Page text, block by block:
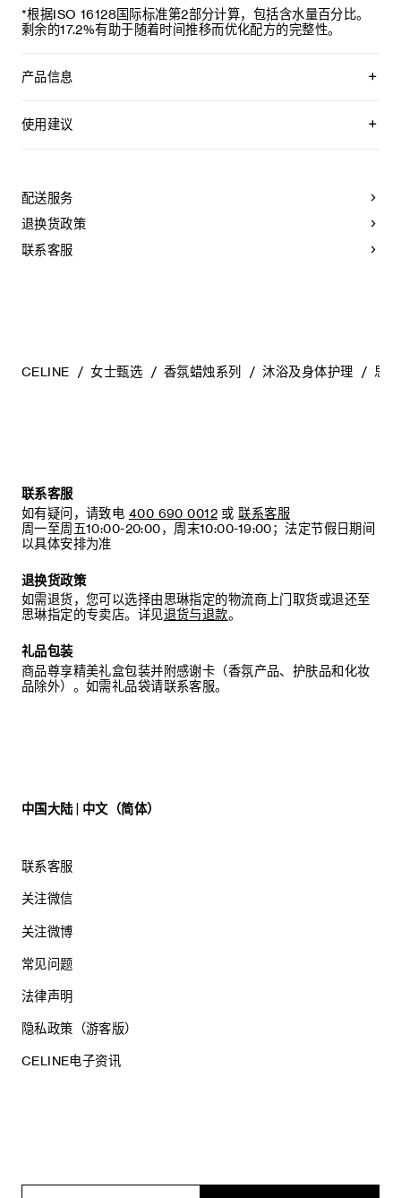
*根据ISO 16128国际标准第2部分计算，包括含水量百分比。
剩余的17.2%有助于随着时间推移而优化配方的完整性。
产品信息
境内责任人：思琳商贸（上海）有限公司
境内责任人地址：上海市静安区南京西路1266号恒隆广场66层
6601、6602、6603、6604、6605、6606、6608、6609
室
产品执行的标准编号：国妆网备进字（沪）2025004041
成分：水、聚山梨醇酯-20、甘油、癸基葡糖苷、椰油酰谷氨酸
二钠、（日用）香精、椰油酰胺丙基甜菜碱、鲸蜡硬脂醇聚
醚-60 肉豆蔻基甘醇、椰油酰两性基乙酸钠、柠檬酸、椰油酰
谷氨酸钠、氯化钠、1,2-己二醇、辛甘醇、氯苯甘醚、苯甲酸
钠。
其他微量成分：甘醇酸钠、丁羟甲苯。
本列表可能会随着时间有所演变。使用本产品之前，请先参阅
包装上的成分表，以确保这些成分均适合您个人使用。
使用方法：可每日用于手部及身体肌肤。取少量本品与水混
合，形成轻盈而细腻的泡沫。
使用建议
若不慎入眼，请立即用水冲洗。使用后清洗肌肤。
配送服务
退换货政策
联系客服
CELINE 女士甄选 香氛蜡烛系列 沐浴及身体护理 思
联系客服
如有疑问，请致电 400 690 0012 或 联系客服
周一至周五10:00-20:00，周末10:00-19:00；法定节假日期间
以具体安排为准
退换货政策
如需退货，您可以选择由思琳指定的物流商上门取货或退还至
思琳指定的专卖店。详见退货与退款。
礼品包装
商品尊享精美礼盒包装并附感谢卡（香氛产品、护肤品和化妆
品除外）。如需礼品袋请联系客服。
中国大陆 | 中文（简体）
联系客服
关注微信
关注微博
常见问题
法律声明
隐私政策（游客版）
CELINE电子资讯
思琳商贸（上海）有限公司